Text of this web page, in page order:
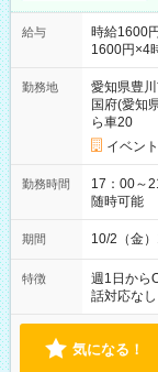
給与
時給1600
1600円×4
勤務地
愛知県豊
国府(愛知
ら車20
イベン
勤務時間
17：00～21：00（実
随時可能
期間 10/2（金
特徴 週1日から
話対応なし
気になる！